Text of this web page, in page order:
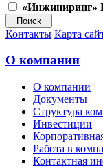
Контакты Карта
О компании
О компании
Документы
Структура
Инвестиции
Работа в
Контактная